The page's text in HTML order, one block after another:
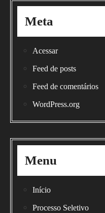
Meta
Acessar
Feed de posts
Feed de comentários
WordPress.org
Menu
Início
Processo Seletivo